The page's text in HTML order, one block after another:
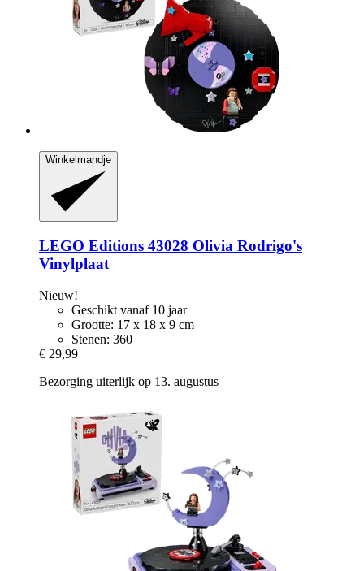
Winkelmandje
LEGO Editions 43028 Olivia Rodrigo's
Vinylplaat
Nieuw!
Geschikt vanaf 10 jaar
Grootte: 17 x 18 x 9 cm
Stenen: 360
€ 29,99
Bezorging uiterlijk op 13. augustus